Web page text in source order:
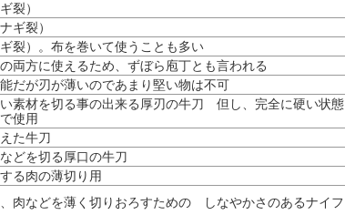
裂）
ギ裂）
裂）。布を巻いて使うことも多い
両方に使えるため、ずぼら庖丁とも言われる
だが刃が薄いのであまり堅い物は不可
素材を切る事の出来る厚刃の牛刀 但し、完全に硬い状態
使用
た牛刀
どを切る厚口の牛刀
る肉の薄切り用
肉などを薄く切りおろすための しなやかさのあるナイフ